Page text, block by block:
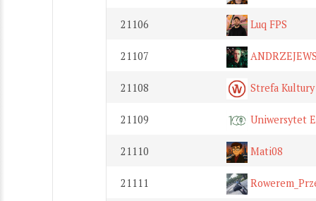
21106 Luq FPS
21107
21108 Strefa Kultury
21109 Uniwersytet
21110 Mati08
21111